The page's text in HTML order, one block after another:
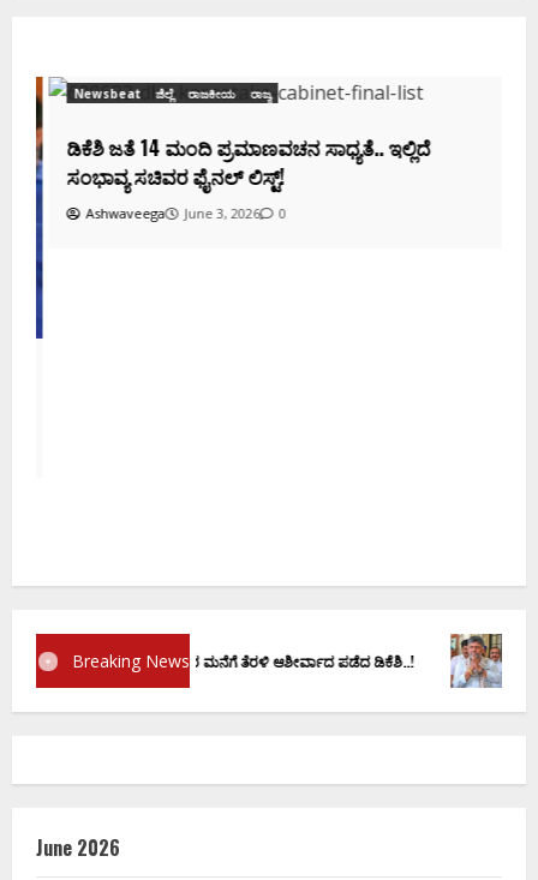
Newsbeat ಜಿಲ್ಲೆ ರಾಜಕೀಯ ರಾಜ್ಯ
ಡಿಕೆಶಿ ಜತೆ 14 ಮಂದಿ ಪ್ರಮಾಣವಚನ ಸಾಧ್ಯತೆ.. ಇಲ್ಲಿದೆ
ಸಂಭಾವ್ಯ ಸಚಿವರ ಫೈನಲ್ ಲಿಸ್ಟ್‌!
Ashwaveega June 3, 2026 0
Breaking News
ವಚನಕ್ಕೂ ಮುನ್ನ ದೊಡ್ಡಗೌಡರ ಮನೆಗೆ ತೆರಳಿ ಆಶೀರ್ವಾದ ಪಡೆದ ಡಿಕೆಶಿ..! ಡಿ.ಕೆ
June 2026